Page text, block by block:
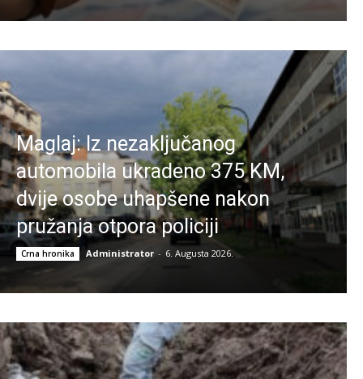
Maglaj: Iz nezaključanog
automobila ukradeno 375 KM,
dvije osobe uhapšene nakon
pružanja otpora policiji
Crna hronika Administrator - 6. Augusta 2026.